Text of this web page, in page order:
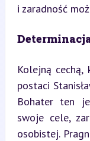
i zaradność
Kolejną
postaci
Bohater ten
swoje cele,
osobistej.